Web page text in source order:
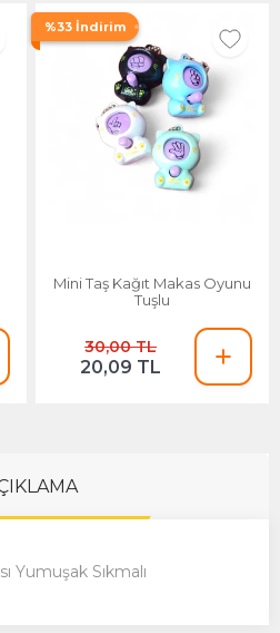
%33 İndirim
Mini Taş Kağıt Makas Oyunu
Tuşlu
30,00 TL
20,09 TL
Yumuşak Sıkmalı